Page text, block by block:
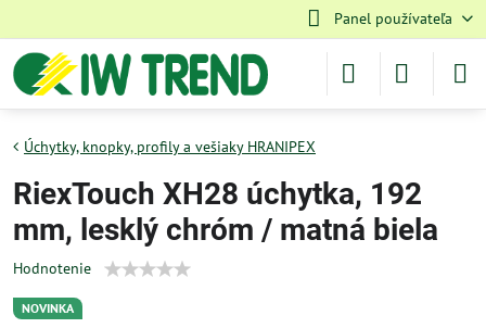
Panel používateľa
NOVINKA
Úchytky, knopky, profily a vešiaky HRANIPEX
RiexTouch XH28 úchytka, 192
mm, lesklý chróm / matná biela
Hodnotenie